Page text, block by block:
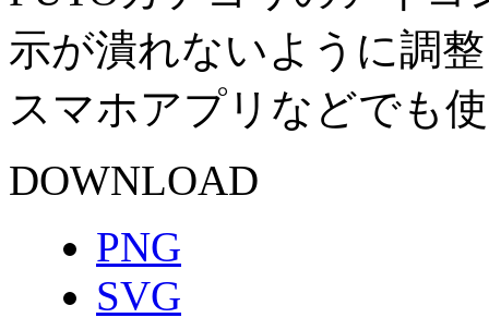
示が潰れないように調
スマホアプリなどでも
DOWNLOAD
PNG
SVG